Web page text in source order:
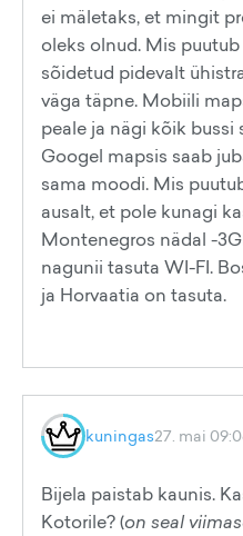
ei mäletaks, et mingit
oleks olnud. Mis
sõidetud pidevalt
väga täpne. Mobiili
peale ja nägi kõik bussi
Googel mapsis saab
sama moodi. Mis
ausalt, et pole kunagi
Montenegros nädal -
nagunii tasuta WI-FI.
ja Horvaatia on tasuta.
kuningas27. mai
Bijela paistab kaunis.
Kotorile? (on seal